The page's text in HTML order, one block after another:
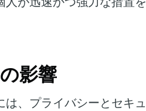
影響
は、プライバシーとセキ